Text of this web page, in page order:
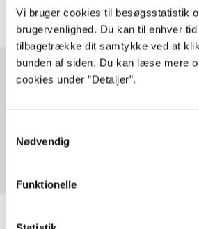
Vi bruger cookies til besøgsstatistik
brugervenlighed. Du kan til enhver
tilbagetrække dit samtykke ved at
bunden af siden. Du kan læse mere
cookies under ”Detaljer”.
Nødvendig
Funktionelle